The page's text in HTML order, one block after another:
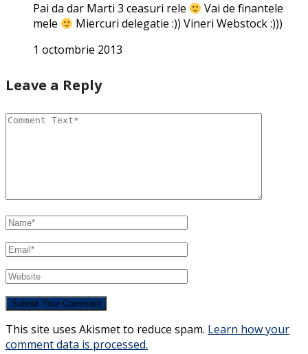
Pai da dar Marti 3 ceasuri rele
Vai de finantele
mele
Miercuri delegatie :)) Vineri Webstock :)))
1 octombrie 2013
Leave a Reply
This site uses Akismet to reduce spam. Learn how your
comment data is processed.